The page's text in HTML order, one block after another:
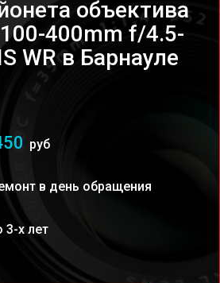
объектива
400mm f/4.5-
WR в Барнауле
руб
в день обращения
3-х лет